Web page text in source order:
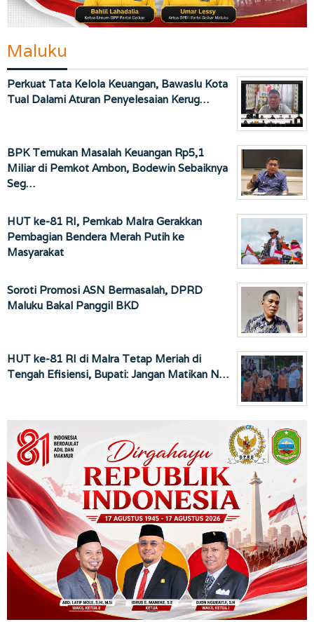
Maluku
Perkuat Tata Kelola Keuangan, Bawaslu Kota
Tual Dalami Aturan Penyelesaian Kerug…
BPK Temukan Masalah Keuangan Rp5,1
Miliar di Pemkot Ambon, Bodewin Sebaiknya
Seg…
HUT ke-81 RI, Pemkab Malra Gerakkan
Pembagian Bendera Merah Putih ke
Masyarakat
Soroti Promosi ASN Bermasalah, DPRD
Maluku Bakal Panggil BKD
HUT ke-81 RI di Malra Tetap Meriah di
Tengah Efisiensi, Bupati: Jangan Matikan N…